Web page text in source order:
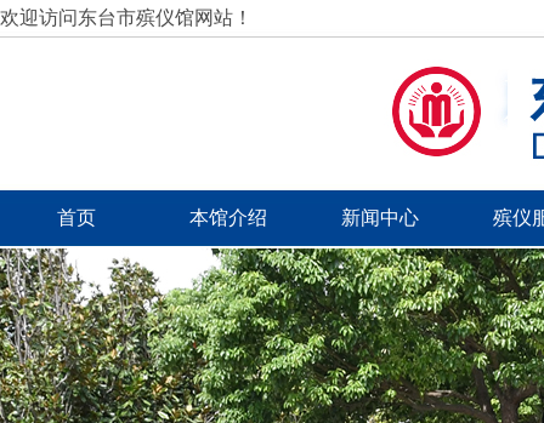
欢迎访问东台市殡仪馆网站！
首页 本馆介绍 新闻中心 殡仪